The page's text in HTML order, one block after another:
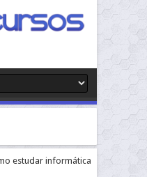
estudar informática